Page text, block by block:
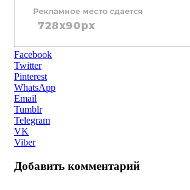
Facebook
Twitter
Pinterest
WhatsApp
Email
Tumblr
Telegram
VK
Viber
Добавить комментарий